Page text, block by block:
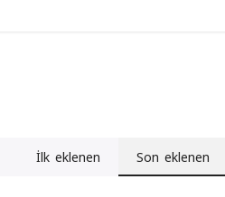
İlk eklenen Son eklenen